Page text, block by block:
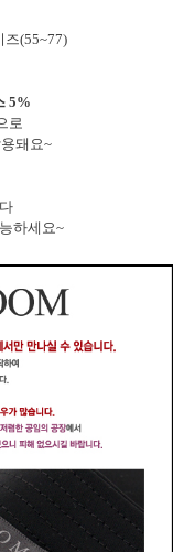
즈(55~77)
5%
로
돼요~
하세요~